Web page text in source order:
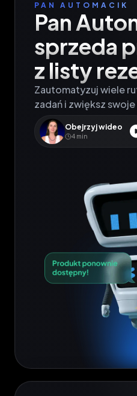
PAN AUTOMACIK
Pan
sprzeda
z listy
Zautomatyzuj wiele
zadań i zwiększ
Obejrzyj wideo
4 min